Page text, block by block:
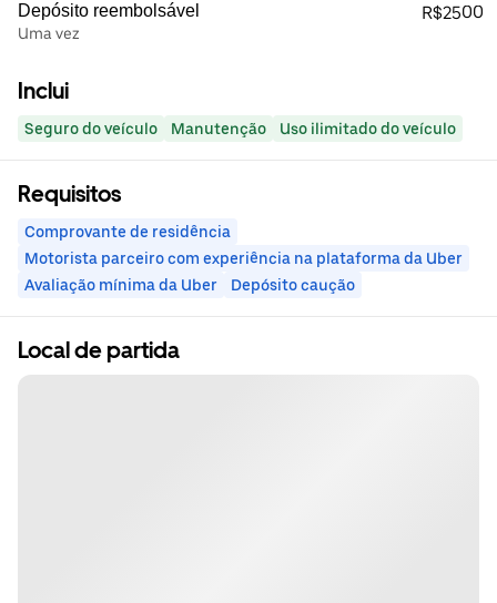
Depósito reembolsável
Uma vez
R$2500
Inclui
Seguro do veículo Manutenção Uso ilimitado do veículo
Requisitos
Comprovante de residência
Motorista parceiro com experiência na plataforma da Uber
Avaliação mínima da Uber
Depósito caução
Local de partida